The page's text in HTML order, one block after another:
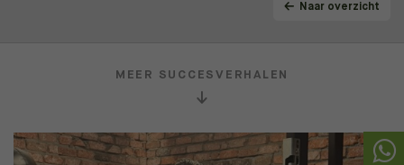
Naar overzicht
MEER SUCCESVERHALEN